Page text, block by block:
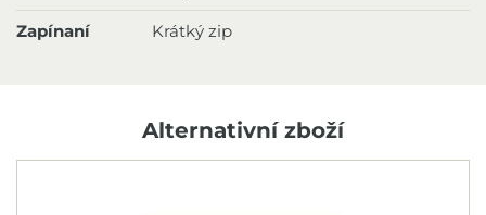
Zapínaní Krátký zip
Alternativní zboží